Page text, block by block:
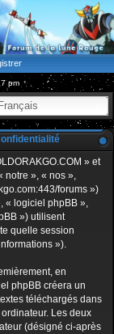
pm
» et
notre », « nos »,
forums »)
« logiciel phpBB »,
») utilisent
quelle session
»).
en
phpBB créera un
téléchargés dans
Les deux
(désigné ci-après